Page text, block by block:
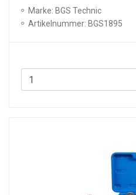
Marke: BGS Technic
Artikelnummer: BGS1895